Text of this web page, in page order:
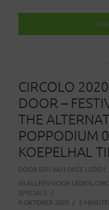
CIRCOLO
DOOR –
THE
POPPODIUM
KOEPELHAL
DOOR EEN VAN ONZE LEDEN
IN ALLEEN VOOR LEDEN,
SPECIALS
9 OKTOBER 2020
2